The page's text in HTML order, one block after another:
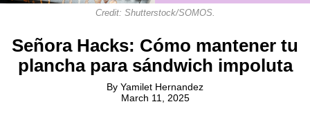
Credit: Shutterstock/SOMOS.
Señora Hacks: Cómo mantener tu
plancha para sándwich impoluta
By Yamilet Hernandez
March 11, 2025